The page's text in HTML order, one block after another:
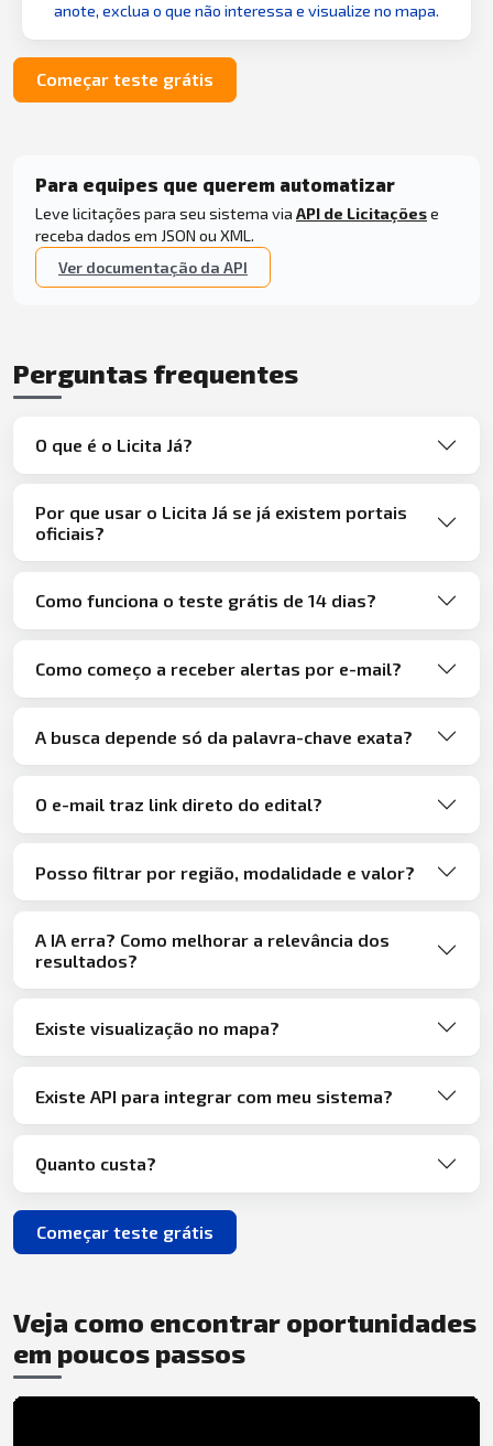
anote, exclua o que não interessa e visualize no mapa.
Começar teste grátis
Para equipes que querem automatizar
Leve licitações para seu sistema via API de Licitaçõese
receba dados em JSON ou XML.
Ver documentação da API
Perguntas frequentes
O que é o Licita Já?
Por que usar o Licita Já se já existem portais
oficiais?
Como funciona o teste grátis de 14 dias?
Como começo a receber alertas por e-mail?
A busca depende só da palavra-chave exata?
O e-mail traz link direto do edital?
Posso filtrar por região, modalidade e valor?
A IA erra? Como melhorar a relevância dos
resultados?
Existe visualização no mapa?
Existe API para integrar com meu sistema?
Quanto custa?
Começar teste grátis
Veja como encontrar oportunidades
em poucos passos